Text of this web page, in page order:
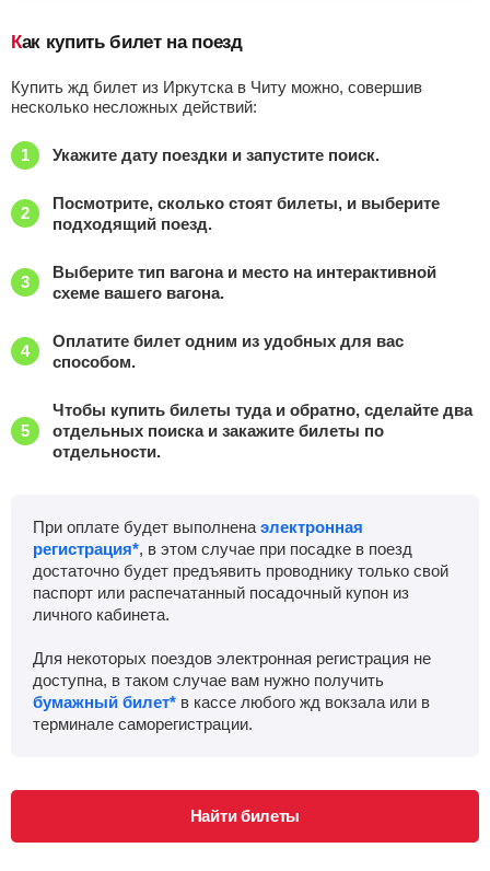
Как купить билет на поезд
Купить жд билет из Иркутска в Читу можно, совершив
несколько несложных действий:
Укажите дату поездки и запустите поиск.
Посмотрите, сколько стоят билеты, и выберите
подходящий поезд.
Выберите тип вагона и место на интерактивной
схеме вашего вагона.
Оплатите билет одним из удобных для вас
способом.
Чтобы купить билеты туда и обратно, сделайте два
отдельных поиска и закажите билеты по
отдельности.
При оплате будет выполнена электронная
регистрация*, в этом случае при посадке в поезд
достаточно будет предъявить проводнику только свой
паспорт или распечатанный посадочный купон из
личного кабинета.
Для некоторых поездов электронная регистрация не
доступна, в таком случае вам нужно получить
бумажный билет* в кассе любого жд вокзала или в
терминале саморегистрации.
Найти билеты